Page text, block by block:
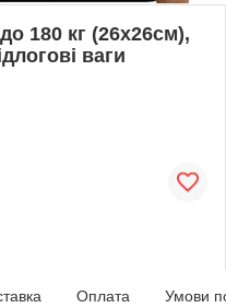
180 кг (26х26см),
ваги
Оплата Умови